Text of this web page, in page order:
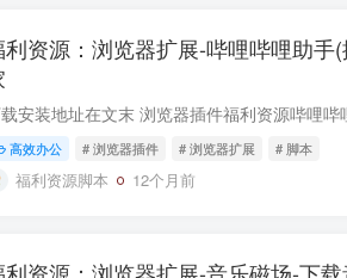
利资源：浏览器扩展-哔哩哔哩助手
高效办公 # 浏览器插件 # 浏览器扩展 # 脚本
福利资源脚本 12个月前